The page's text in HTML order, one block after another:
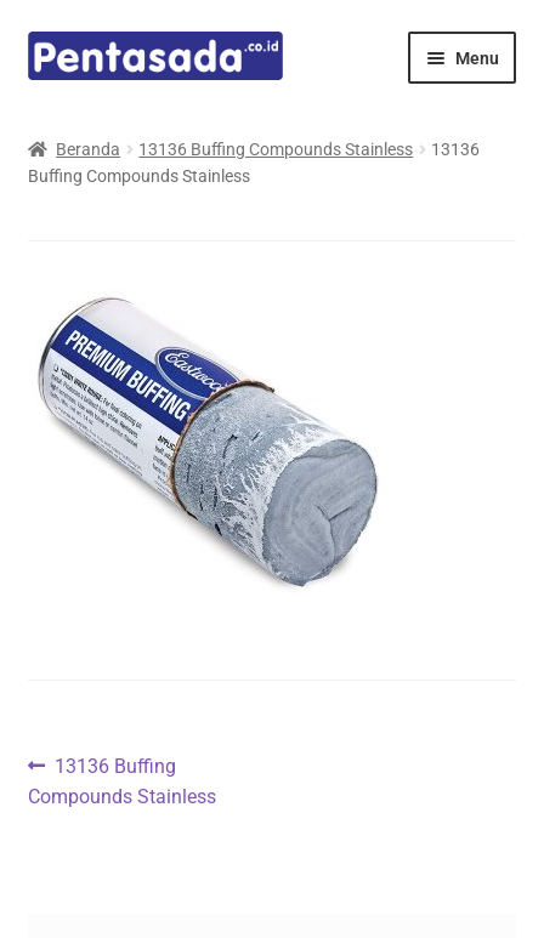
Skip
to
Skip
to
Menu
child
Mindray
Principals
E-Catalogue
Beranda 13136 Buffing Compounds Stainless
13136
Buffing Compounds Stainless
Navigasi
pos
Previous
post:
13136 Buffing
Compounds Stainless